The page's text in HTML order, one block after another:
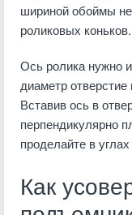
шириной обоймы
роликовых коньков.
Ось ролика нужно
диаметр
Вставив ось в
перпендикулярно
проделайте в
Как